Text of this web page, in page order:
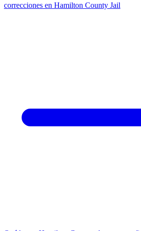
correcciones en Hamilton County Jail